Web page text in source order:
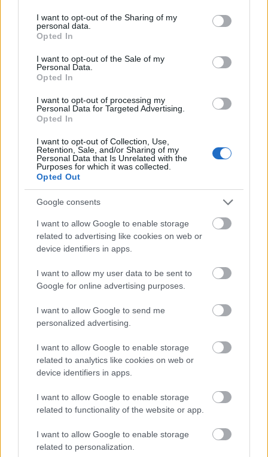
not limited to your visit or usage behaviour. You may click to
grant or deny consent to Google and its third-party tags to
use your data for below specified purposes in below Google
consent section.
I want to opt-out of the Sharing of my
personal data.
Opted In
I want to opt-out of the Sale of my
Personal Data.
Opted In
I want to opt-out of processing my
Personal Data for Targeted Advertising.
Opted In
I want to opt-out of Collection, Use,
Retention, Sale, and/or Sharing of my
Personal Data that Is Unrelated with the
Purposes for which it was collected.
Opted Out
Google consents
I want to allow Google to enable storage
related to advertising like cookies on web or
device identifiers in apps.
I want to allow my user data to be sent to
Google for online advertising purposes.
I want to allow Google to send me
personalized advertising.
I want to allow Google to enable storage
related to analytics like cookies on web or
device identifiers in apps.
I want to allow Google to enable storage
related to functionality of the website or app.
I want to allow Google to enable storage
related to personalization.
Estos jugadores son baja
: Endrick, Bellingham,
Camavinga, Rudiger (sanción), Mendy.
Posibles cambios en el once
Brahim acompañó en el ataque a Vinicius y Mbappé. Fede
Valverde, baja por molestias en ese partido, será titular.
Análisis: los defensas más recomendables para
más recomendables para la nueva
temporada 25/26? Te traemos un
análisis detallado de cómo
funcionan las valoraciones en esta
posición y los defensores con
mejor proyección de puntos.
MONCAYOLA
IKER MUÑOZ
RUBÉN GARCÍA RAÚL MORO
AIMAR OROZ
BUDIMIR